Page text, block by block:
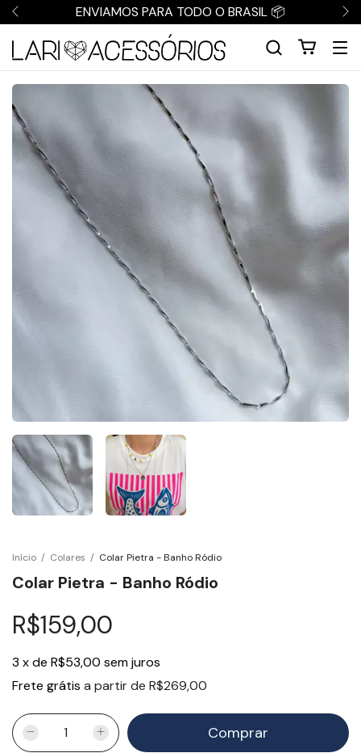
ENVIAMOS PARA TODO O BRASIL 📦
Início / Colares / Colar Pietra - Banho Ródio
Colar Pietra - Banho Ródio
R$159,00
3 xde R$53,00 sem juros
Frete grátis a partir de R$269,00